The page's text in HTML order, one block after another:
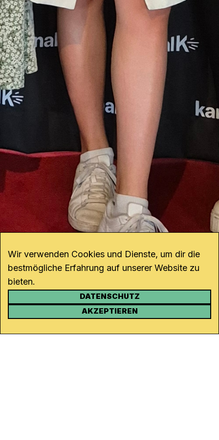
Details zum Podcast Komet
KONTAKT
Rohrerstrasse 20
Wir verwenden Cookies und Dienste, um dir die
bestmögliche Erfahrung auf unserer Website zu
bieten.
DATENSCHUTZ
AKZEPTIEREN